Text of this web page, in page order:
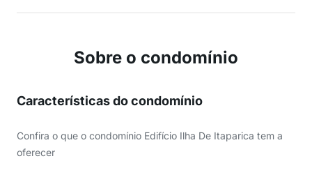
Sobre o condomínio
Características do condomínio
Confira o que o condomínio Edifício Ilha De Itaparica tem a
oferecer